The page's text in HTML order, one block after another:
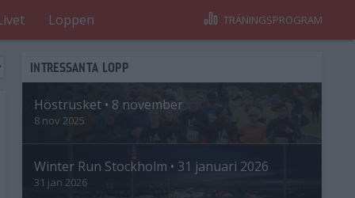
Loppen TRÄNINGSPROGRAM
INTRESSANTA LOPP
Höstrusket • 8 november
8 nov 2025
Winter Run Stockholm • 31 januari 2026
31 jan 2026